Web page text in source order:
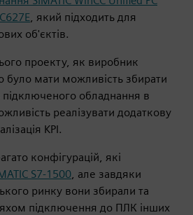
, який підходить для
об'єктів.
проекту, як виробник
мати можливість збирати
підключеного обладнання в
реалізувати додаткову
KPI.
конфігурацій, які
S7-1500, але завдяки
ринку вони збирали та
підключення до ПЛК інших